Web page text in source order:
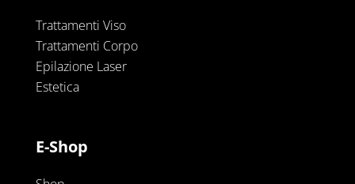
Trattamenti Viso
Trattamenti Corpo
Epilazione Laser
Estetica
E-Shop